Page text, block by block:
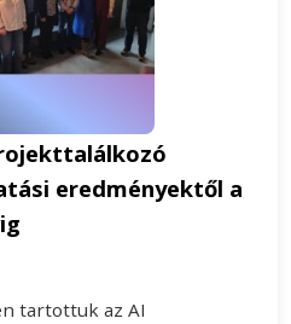
eredményektől a
tartottuk az AI